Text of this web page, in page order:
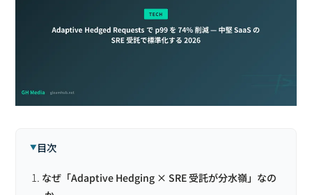
目次
なぜ「Adaptive Hedging × SRE 受託が分水嶺」なの